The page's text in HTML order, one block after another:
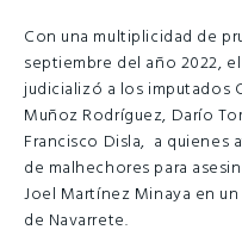
Con una multiplicidad de
septiembre del año 2022,
judicializó a los imputados
Muñoz Rodríguez, Darío
Francisco Disla, a quienes
de malhechores para
Joel Martínez Minaya en
de Navarrete.